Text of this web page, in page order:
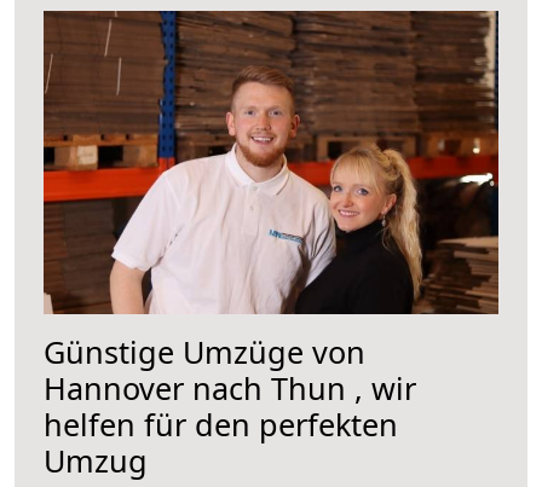
Günstige Umzüge von
Hannover nach Thun , wir
helfen für den perfekten
Umzug